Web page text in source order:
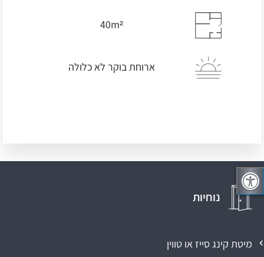
40m²
ארוחת בוקר לא כלולה
נוחיות
מיטת קינג סייז או טווין